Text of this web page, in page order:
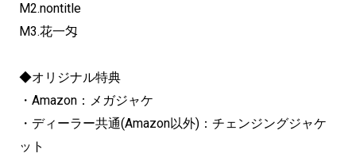
M2.nontitle
M3.花一匁
◆オリジナル特典
・Amazon：メガジャケ
・ディーラー共通(Amazon以外)：チェンジングジャケ
ット